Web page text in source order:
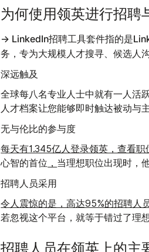
为何使用领英进行招聘
→ LinkedIn招聘工具套件指的是
务，专为大规模人才搜寻、候选人
深远触及
全球每八名专业人士中就有一人活
人才档案让您能够即时触达被动与
无与伦比的参与度
每天有1.345亿人登录领英，查看
心智的首位 ， 当理想职位出现时，
招聘人员采用
令人震惊的是，高达95%的招聘人
若忽视这个平台，就等于错过了理
招聘人员在领英上的主